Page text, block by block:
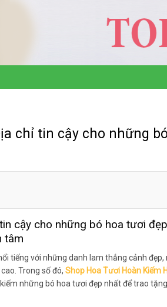
chỉ tin cậy cho những
cậy cho những bó hoa tươi
tâm
tiếng với những danh lam thắng cảnh đẹp,
Trong số đó, Shop Hoa Tươi Hoàn Kiếm
những bó hoa tươi đẹp nhất để trao